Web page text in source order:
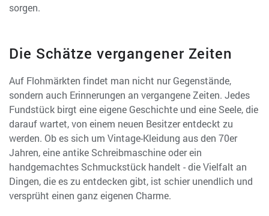
sorgen.
Die Schätze vergangener Zeiten
Auf Flohmärkten findet man nicht nur Gegenstände,
sondern auch Erinnerungen an vergangene Zeiten. Jedes
Fundstück birgt eine eigene Geschichte und eine Seele, die
darauf wartet, von einem neuen Besitzer entdeckt zu
werden. Ob es sich um Vintage-Kleidung aus den 70er
Jahren, eine antike Schreibmaschine oder ein
handgemachtes Schmuckstück handelt - die Vielfalt an
Dingen, die es zu entdecken gibt, ist schier unendlich und
versprüht einen ganz eigenen Charme.